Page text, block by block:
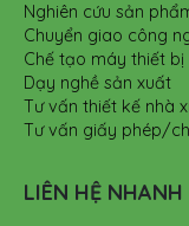
Nghiên cứu sản
Chuyển giao công
Chế tạo máy thiết bị
Dạy nghề sản xuất
Tư vấn thiết kế nhà
Tư vấn giấy phép/
LIÊN HỆ NHANH